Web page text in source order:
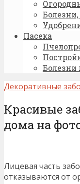
Пасека
Болезни
Декоративные
Красивые
дома на
Лицевая часть
отказываются от